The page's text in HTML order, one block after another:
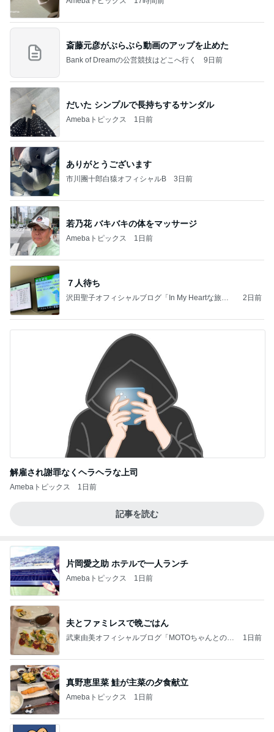
斎藤元彦がぶらぶら動画のアップを止めた
Bank of Dreamの公営競技はどこへ行く 9日前
だいた シンプルで長持ちするサンダル
Amebaトピックス 1日前
ありがとうございます
市川團十郎白猿オフィシャルB 3日前
若乃花 バキバキの体をマッサージ
Amebaトピックス 1日前
７人待ち
沢田聖子オフィシャルブログ「In My Heartな旅日
2日前
解雇され謝罪なくヘラヘラな上司
Amebaトピックス 1日前
記事を読む
片岡愛之助 ホテルで一人ランチ
Amebaトピックス 1日前
夫とファミレスで晩ごはん
武東由美オフィシャルブログ「MOTOちゃんとのは
1日前
真野恵里菜 鮭が主菜の夕食献立
Amebaトピックス 1日前